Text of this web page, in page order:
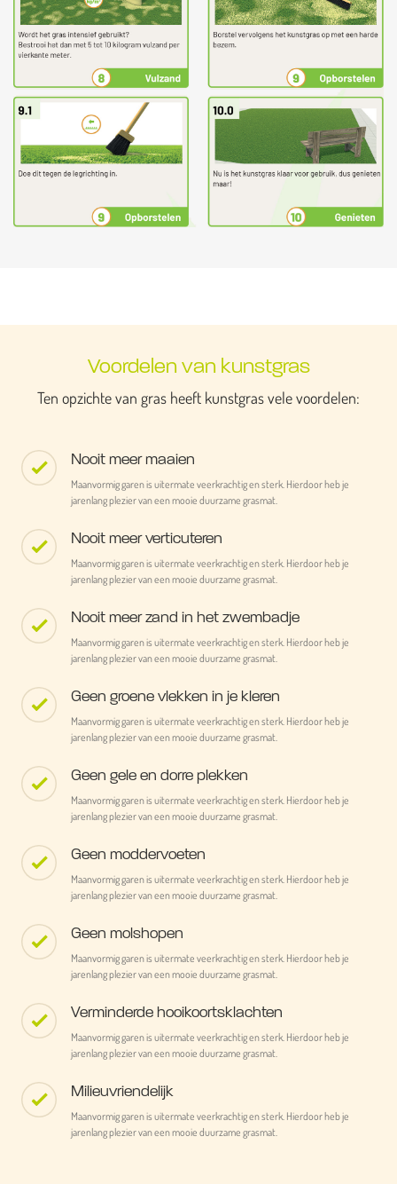
Voordelen van kunstgras
Ten opzichte van gras heeft kunstgras vele voordelen:
Nooit meer maaien
Maanvormig garen is uitermate veerkrachtig en sterk. Hierdoor heb je
jarenlang plezier van een mooie duurzame grasmat.
Nooit meer verticuteren
Maanvormig garen is uitermate veerkrachtig en sterk. Hierdoor heb je
jarenlang plezier van een mooie duurzame grasmat.
Nooit meer zand in het zwembadje
Maanvormig garen is uitermate veerkrachtig en sterk. Hierdoor heb je
jarenlang plezier van een mooie duurzame grasmat.
Geen groene vlekken in je kleren
Maanvormig garen is uitermate veerkrachtig en sterk. Hierdoor heb je
jarenlang plezier van een mooie duurzame grasmat.
Geen gele en dorre plekken
Maanvormig garen is uitermate veerkrachtig en sterk. Hierdoor heb je
jarenlang plezier van een mooie duurzame grasmat.
Geen moddervoeten
Maanvormig garen is uitermate veerkrachtig en sterk. Hierdoor heb je
jarenlang plezier van een mooie duurzame grasmat.
Geen molshopen
Maanvormig garen is uitermate veerkrachtig en sterk. Hierdoor heb je
jarenlang plezier van een mooie duurzame grasmat.
Verminderde hooikoortsklachten
Maanvormig garen is uitermate veerkrachtig en sterk. Hierdoor heb je
jarenlang plezier van een mooie duurzame grasmat.
Milieuvriendelijk
Maanvormig garen is uitermate veerkrachtig en sterk. Hierdoor heb je
jarenlang plezier van een mooie duurzame grasmat.